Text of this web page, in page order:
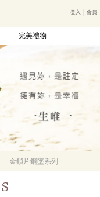
登入 │會員
完美禮物
金鎖片鋼墜系列